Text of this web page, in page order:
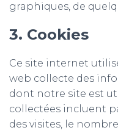
graphiques, de
3. Cookies
Ce site internet
web collecte des
dont notre site est
collectées incluent
des visites, le